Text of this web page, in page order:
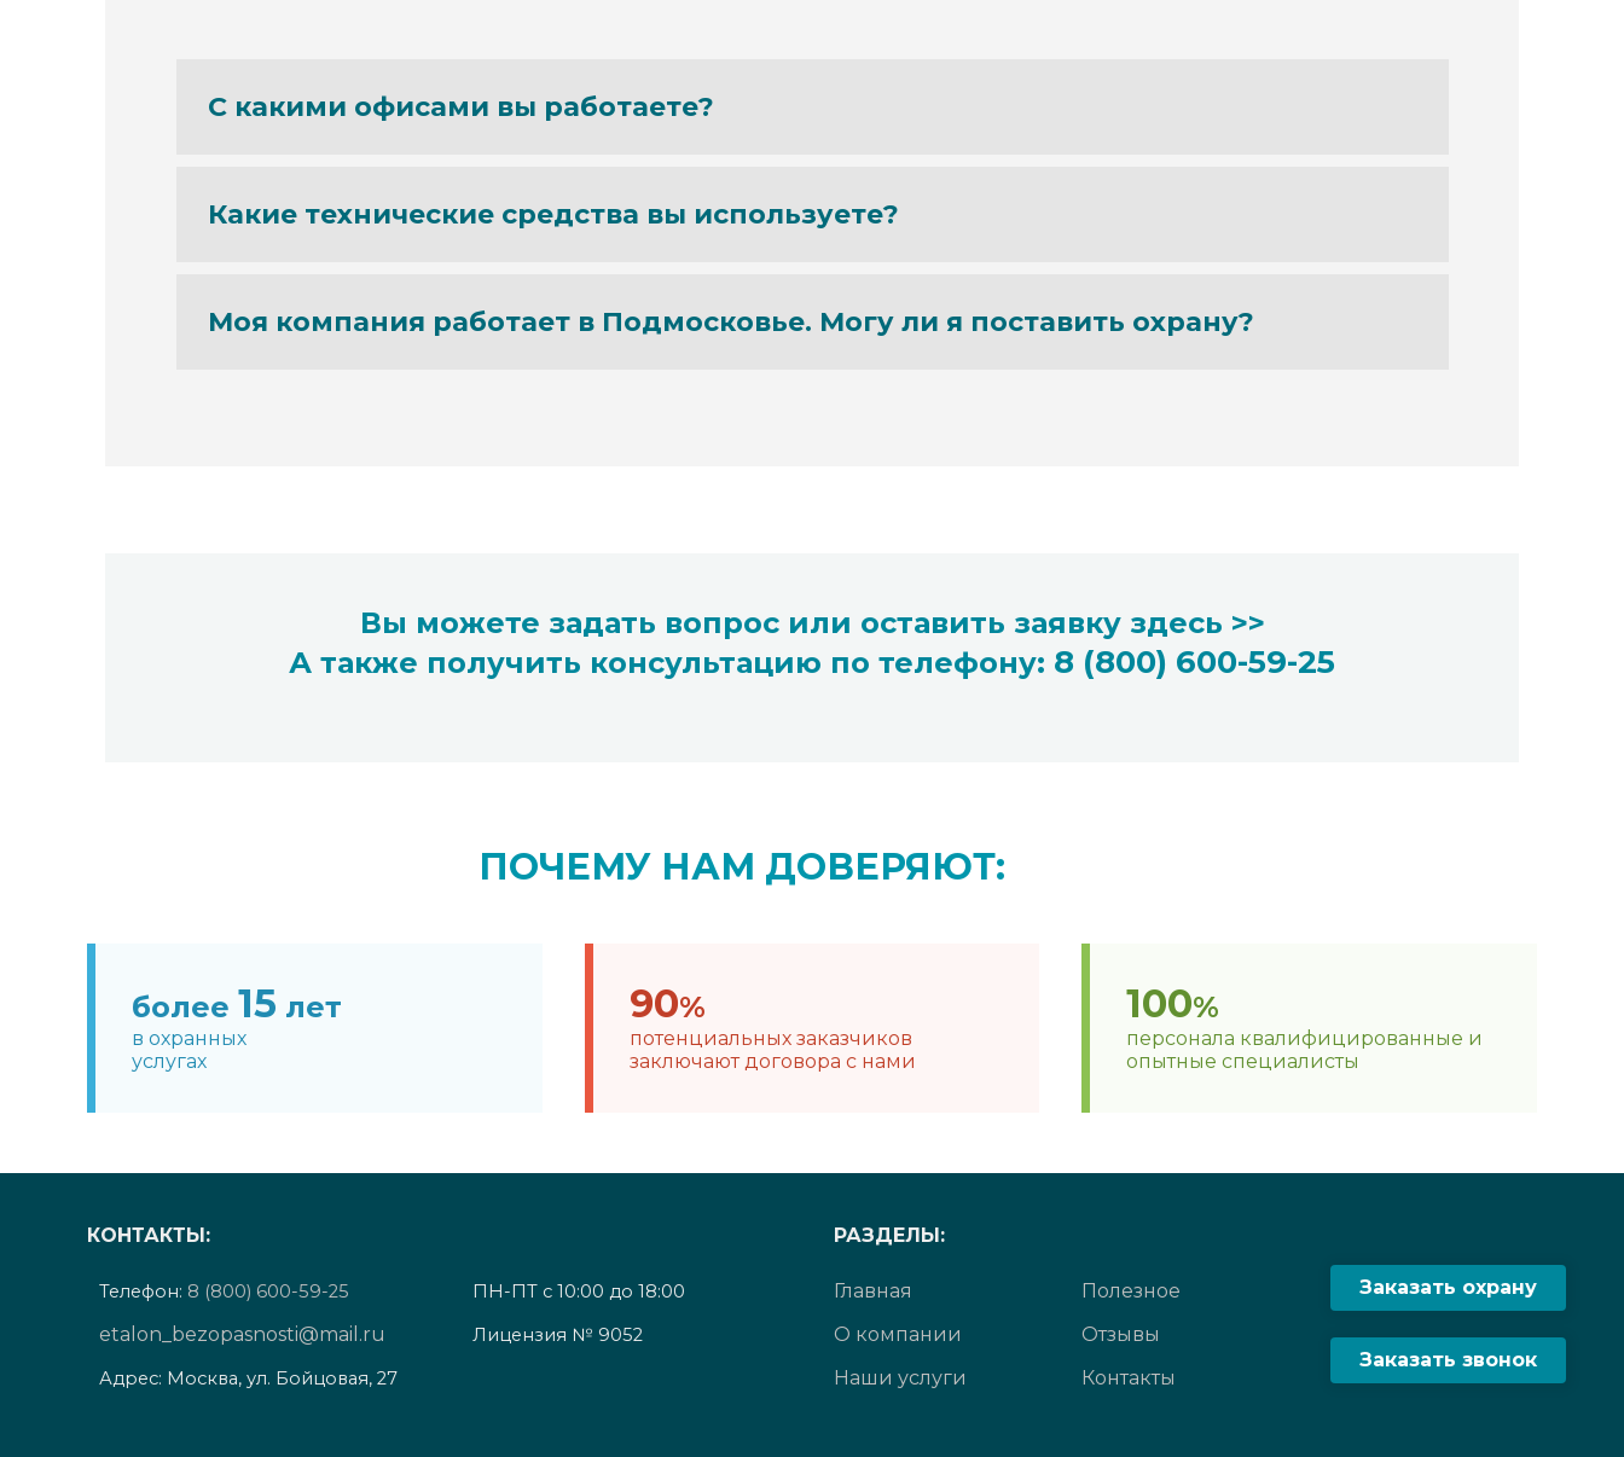
С какими офисами вы работаете?
Какие технические средства вы используете?
Моя компания работает в Подмосковье. Могу ли я поставить охрану?
Вы можете задать вопрос или оставить заявку здесь >>
А также получить консультацию по телефону: 8 (800) 600-59-25
ПОЧЕМУ НАМ ДОВЕРЯЮТ:
более 15 лет
в охранных
услугах
90%
потенциальных заказчиков
заключают договора с нами
100%
персонала квалифицированные и
опытные специалисты
КОНТАКТЫ:
Телефон: 8 (800) 600-59-25
etalon_bezopasnosti@mail.ru
Адрес: Москва, ул. Бойцовая, 27
ПН-ПТ с 10:00 до 18:00
Лицензия № 9052
РАЗДЕЛЫ:
Главная
О компании
Наши услуги
Полезное
Отзывы
Контакты
Заказать охрану
Заказать звонок